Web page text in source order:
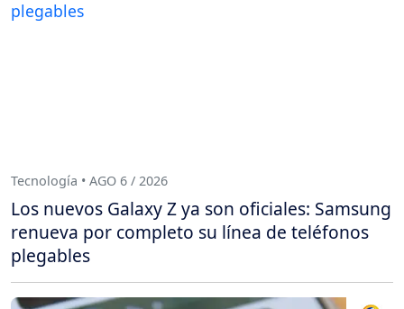
Tecnología • AGO 6 / 2026
Los nuevos Galaxy Z ya son oficiales: Samsung
renueva por completo su línea de teléfonos
plegables